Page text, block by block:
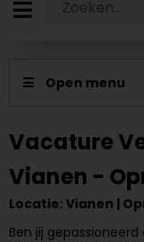
Vacature
Vianen -
Locatie: Vianen |
Ben jij